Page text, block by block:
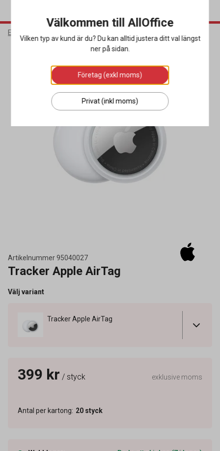
Elektronik
Artikelnummer95040027
Tracker Apple AirTag
Välj variant
Tracker Apple AirTag
399 kr / styck exklusive moms
Antal per kartong: 20 styck
Välkommen till AllOffice
Vilken typ av kund är du? Du kan alltid justera ditt val längst
ner på sidan.
Företag (exkl moms)
Privat (inkl moms)